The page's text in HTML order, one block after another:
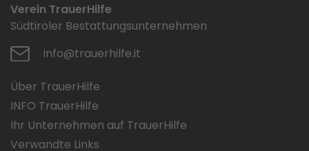
Verein TrauerHilfe
Südtiroler Bestattungsunternehmen
info@trauerhilfe.it
Über TrauerHilfe
INFO TrauerHilfe
Ihr Unternehmen auf TrauerHilfe
Verwandte Links